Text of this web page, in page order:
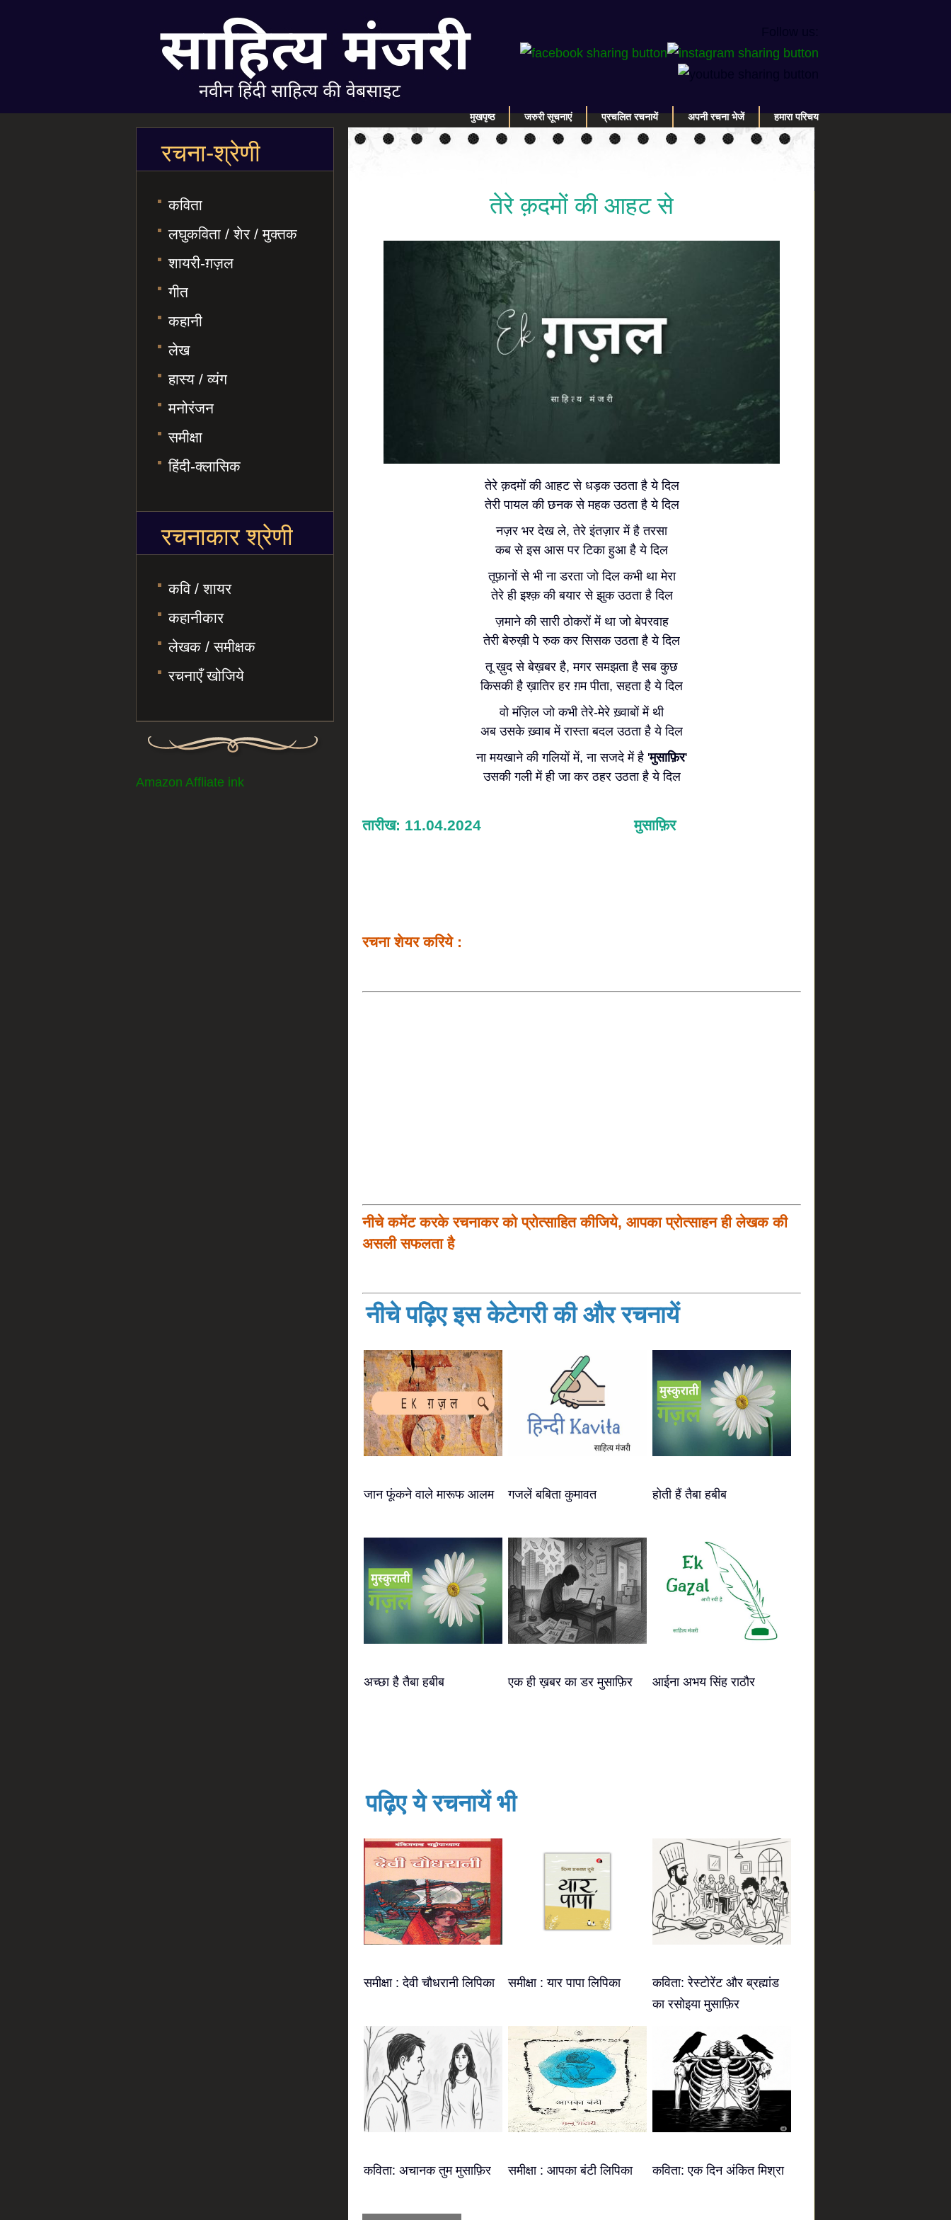
मुखपृष्ठ जरुरी सूचनाएं प्रचलित रचनायें अपनी रचना भेजें हमारा परिचय
तेरे क़दमों की आहट से
तेरे क़दमों की आहट से धड़क उठता है ये दिल
तेरी पायल की छनक से महक उठता है ये दिल
नज़र भर देख ले, तेरे इंतज़ार में है तरसा
कब से इस आस पर टिका हुआ है ये दिल
तूफ़ानों से भी ना डरता जो दिल कभी था मेरा
तेरे ही इश्क़ की बयार से झुक उठता है दिल
ज़माने की सारी ठोकरों में था जो बेपरवाह
तेरी बेरुख़ी पे रुक कर सिसक उठता है ये दिल
तू ख़ुद से बेख़बर है, मगर समझता है सब कुछ
किसकी है ख़ातिर हर ग़म पीता, सहता है ये दिल
वो मंज़िल जो कभी तेरे-मेरे ख़्वाबों में थी
अब उसके ख़्वाब में रास्ता बदल उठता है ये दिल
ना मयखाने की गलियों में, ना सजदे में है 'मुसाफ़िर'
उसकी गली में ही जा कर ठहर उठता है ये दिल
तारीख: 11.04.2024 मुसाफ़िर
रचना शेयर करिये :
नीचे कमेंट करके रचनाकर को प्रोत्साहित कीजिये, आपका प्रोत्साहन ही लेखक की
असली सफलता है
नीचे पढ़िए इस केटेगरी की और रचनायें
जान फूंकने वाले मारूफ आलम गजलें बबिता कुमावत होती हैं तैबा हबीब
अच्छा है तैबा हबीब एक ही ख़बर का डर मुसाफ़िर आईना अभय सिंह राठौर
पढ़िए ये रचनायें भी
समीक्षा : देवी चौधरानी लिपिका समीक्षा : यार पापा लिपिका
कविता: रेस्टोरेंट और ब्रह्मांड
का रसोइया मुसाफ़िर
कविता: अचानक तुम मुसाफ़िर समीक्षा : आपका बंटी लिपिका कविता: एक दिन अंकित मिश्रा
रचना-श्रेणी
कविता
लघुकविता / शेर / मुक्तक
शायरी-ग़ज़ल
गीत
कहानी
लेख
हास्य / व्यंग
मनोरंजन
समीक्षा
हिंदी-क्लासिक
रचनाकार श्रेणी
कवि / शायर
कहानीकार
लेखक / समीक्षक
रचनाएँ खोजिये
Amazon Affliate ink